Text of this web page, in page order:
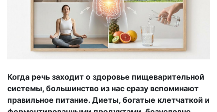
Когда речь заходит о здоровье пищеварительной
системы, большинство из нас сразу вспоминают
правильное питание. Диеты, богатые клетчаткой и